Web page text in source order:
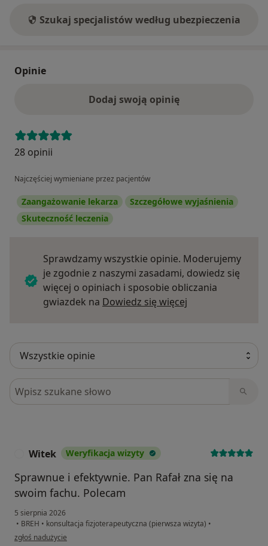
Szukaj specjalistów według ubezpieczenia
Opinie
Dodaj swoją opinię
28 opinii
Najczęściej wymieniane przez pacjentów
Zaangażowanie lekarza
Szczegółowe wyjaśnienia
Skuteczność leczenia
Sprawdzamy wszystkie opinie. Moderujemy
je zgodnie z naszymi zasadami, dowiedz się
więcej o opiniach i sposobie obliczania
gwiazdek na Dowiedz się więcej
Szukaj w opiniach
Witek Weryfikacja wizyty
Sprawnue i efektywnie. Pan Rafał zna się na
swoim fachu. Polecam
5 sierpnia 2026
• BREH • konsultacja fizjoterapeutyczna (pierwsza wizyta) •
w opinii użytkownika Witek
zgłoś nadużycie